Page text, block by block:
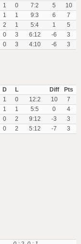
1 0 7:2 5
10
1 1 9:3 6
7
2 1 5:4 1
5
0 3 6:12 -6
3
0 3 4:10 -6 3
D L Diff
Pts
1 0 12:2 10
7
1 1 5:5 0
4
0 2 9:12 -3
3
0 2 5:12 -7 3